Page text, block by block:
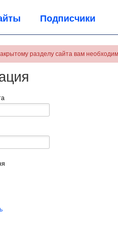
Подписчики
разделу сайта вам